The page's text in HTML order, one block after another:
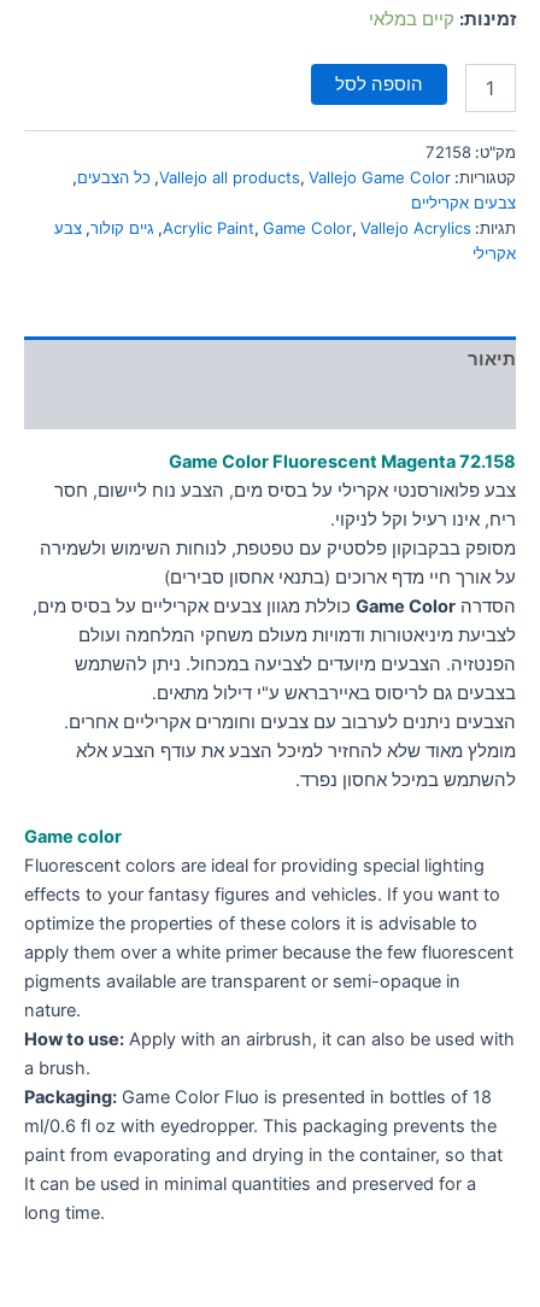
font_downloadזמינות: קיים במלאי
הוספה לסל
מק"ט: 72158
קטגוריות:
Vallejo all products, Vallejo Game Color
, כל הצבעים,
צבעים אקריליים
תגיות:
Acrylic Paint, Game Color, Vallejo Acrylics
, גיים קולור, צבע
אקרילי
תיאור
Game Color Fluorescent Magenta72.158
צבע פלואורסנטי אקרילי על בסיס מים, הצבע נוח ליישום, חסר
ריח, אינו רעיל וקל לניקוי.
מסופק בבקבוקון פלסטיק עם טפטפת, לנוחות השימוש ולשמירה
על אורך חיי מדף ארוכים (בתנאי אחסון סבירים)
הסדרה Game Color כוללת מגוון צבעים אקריליים על בסיס מים,
לצביעת מיניאטורות ודמויות מעולם משחקי המלחמה ועולם
הפנטזיה. הצבעים מיועדים לצביעה במכחול. ניתן להשתמש
בצבעים גם לריסוס באיירבראש ע"י דילול מתאים.
הצבעים ניתנים לערבוב עם צבעים וחומרים אקריליים אחרים.
מומלץ מאוד שלא להחזיר למיכל הצבע את עודף הצבע אלא
להשתמש במיכל אחסון נפרד.
Game color
Fluorescent colors are ideal for providing special lighting
effects to your fantasy figures and vehicles. If you want to
optimize the properties of these colors it is advisable to
apply them over a white primer because the few fluorescent
pigments available are transparent or semi-opaque in
nature.
How to use: Apply with an airbrush, it can also be used with
a brush.
Packaging: Game Color Fluo is presented in bottles of 18
ml/0.6 fl oz with eyedropper. This packaging prevents the
paint from evaporating and drying in the container, so that
It can be used in minimal quantities and preserved for a
long time.